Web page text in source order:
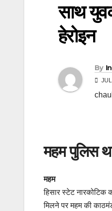
साथ
हेरोइन
By
महम पुलिस
महम
हिसार स्टेट नारकोटिक
मिलने पर महम की